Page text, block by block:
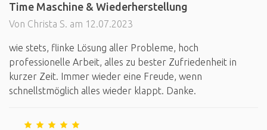
Time Maschine & Wiederherstellung
Von Christa S. am 12.07.2023
wie stets, flinke Lösung aller Probleme, hoch
professionelle Arbeit, alles zu bester Zufriedenheit in
kurzer Zeit. Immer wieder eine Freude, wenn
schnellstmöglich alles wieder klappt. Danke.